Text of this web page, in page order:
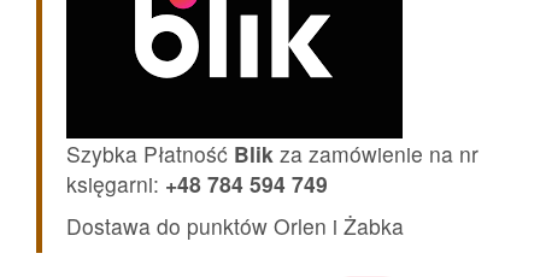
Szybka Płatność Blik za zamówienie na nr
księgarni: +48 784 594 749
Dostawa do punktów Orlen i Żabka